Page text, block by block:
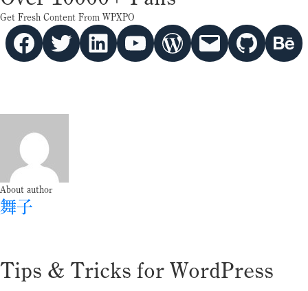
Get Fresh Content From WPXPO
Facebook Twitter hello vaa YouTube WordPress Mail GitHub Behance
About author
舞子
Tips & Tricks for WordPress